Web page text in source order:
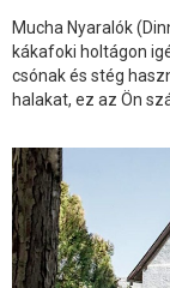
Mucha Nyaralók
kákafoki holtágon
csónak és stég
halakat, ez az Ön